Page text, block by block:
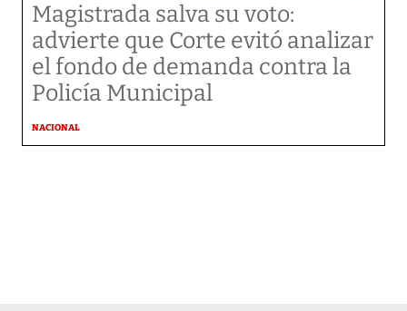
Magistrada salva su voto:
advierte que Corte evitó analizar
el fondo de demanda contra la
Policía Municipal
NACIONAL